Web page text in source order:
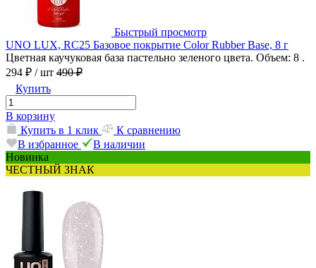
Быстрый просмотр
UNO LUX, RC25 Базовое покрытие Color Rubber Base, 8 г
Цветная каучуковая база пастельно зеленого цвета. Объем: 8 .
294 ₽ / шт 490 ₽
Купить
В корзину
Купить в 1 клик
К сравнению
В избранное
В наличии
Новинка
ЧЕСТНЫЙ ЗНАК